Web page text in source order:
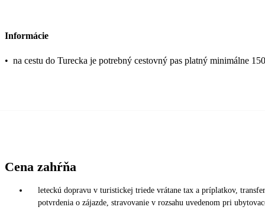
Informácie
• na cestu do Turecka je potrebný cestovný pas platný minimálne
Cena zahŕňa
leteckú dopravu v turistickej triede vrátane tax a príplatkov,
potvrdenia o zájazde, stravovanie v rozsahu uvedenom pri